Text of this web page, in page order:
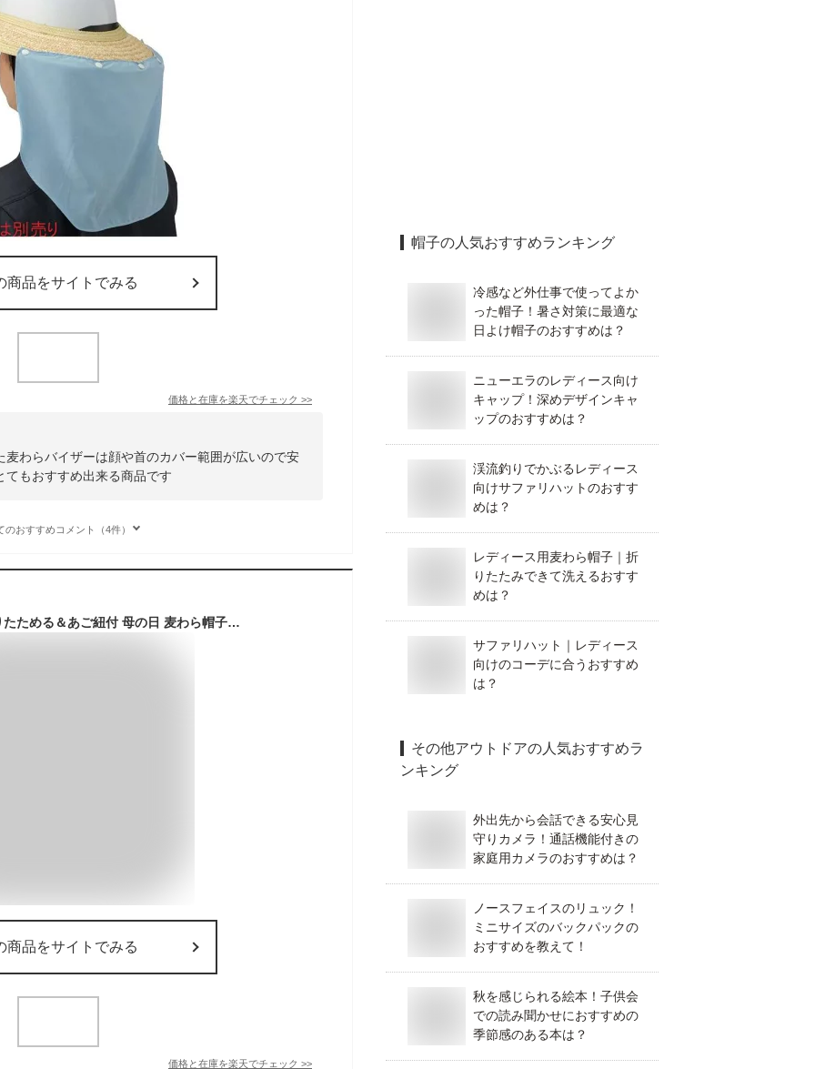
商品をサイトでみる
価格と在庫を楽天でチェック >>
わらバイザーは顔や首のカバー範囲が広いので安
もおすすめ出来る商品です
のおすすめコメント（4件）
【あごひも付き】折りたためる＆あご紐付 母の日 麦わら帽子 麦わらハット 自転車 ヘルメット レディース 大きめ 遮光 夏 56-58CM 通気 蒸れない 落下防止 防災用キャップ 安全ヘルメット 頭部保護帽 軽量ヘルメット
商品をサイトでみる
価格と在庫を楽天でチェック >>
帽子の人気おすすめランキング
冷感など外仕事で使ってよか
った帽子！暑さ対策に最適な
日よけ帽子のおすすめは？
ニューエラのレディース向け
キャップ！深めデザインキャ
ップのおすすめは？
渓流釣りでかぶるレディース
向けサファリハットのおすす
めは？
レディース用麦わら帽子｜折
りたたみできて洗えるおすす
めは？
サファリハット｜レディース
向けのコーデに合うおすすめ
は？
その他アウトドアの人気おすすめラ
ンキング
外出先から会話できる安心見
守りカメラ！通話機能付きの
家庭用カメラのおすすめは？
ノースフェイスのリュック！
ミニサイズのバックパックの
おすすめを教えて！
秋を感じられる絵本！子供会
での読み聞かせにおすすめの
季節感のある本は？